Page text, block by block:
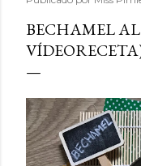
BECHAMEL